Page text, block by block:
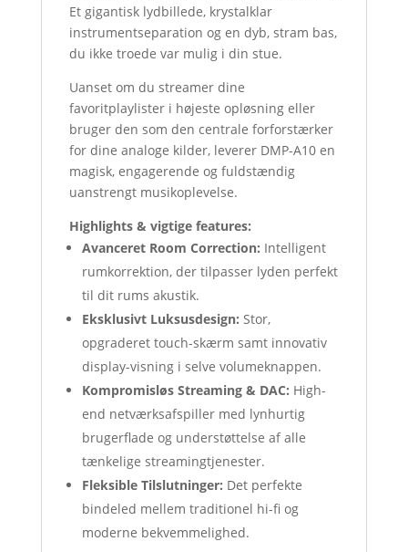
Et gigantisk lydbillede, krystalklar
instrumentseparation og en dyb, stram bas,
du ikke troede var mulig i din stue.
Uanset om du streamer dine
favoritplaylister i højeste opløsning eller
bruger den som den centrale forforstærker
for dine analoge kilder, leverer DMP-A10 en
magisk, engagerende og fuldstændig
uanstrengt musikoplevelse.
Highlights & vigtige features:
Avanceret Room Correction: Intelligent
rumkorrektion, der tilpasser lyden perfekt
til dit rums akustik.
Eksklusivt Luksusdesign: Stor,
opgraderet touch-skærm samt innovativ
display-visning i selve volumeknappen.
Kompromisløs Streaming & DAC: High-
end netværksafspiller med lynhurtig
brugerflade og understøttelse af alle
tænkelige streamingtjenester.
Fleksible Tilslutninger: Det perfekte
bindeled mellem traditionel hi-fi og
moderne bekvemmelighed.